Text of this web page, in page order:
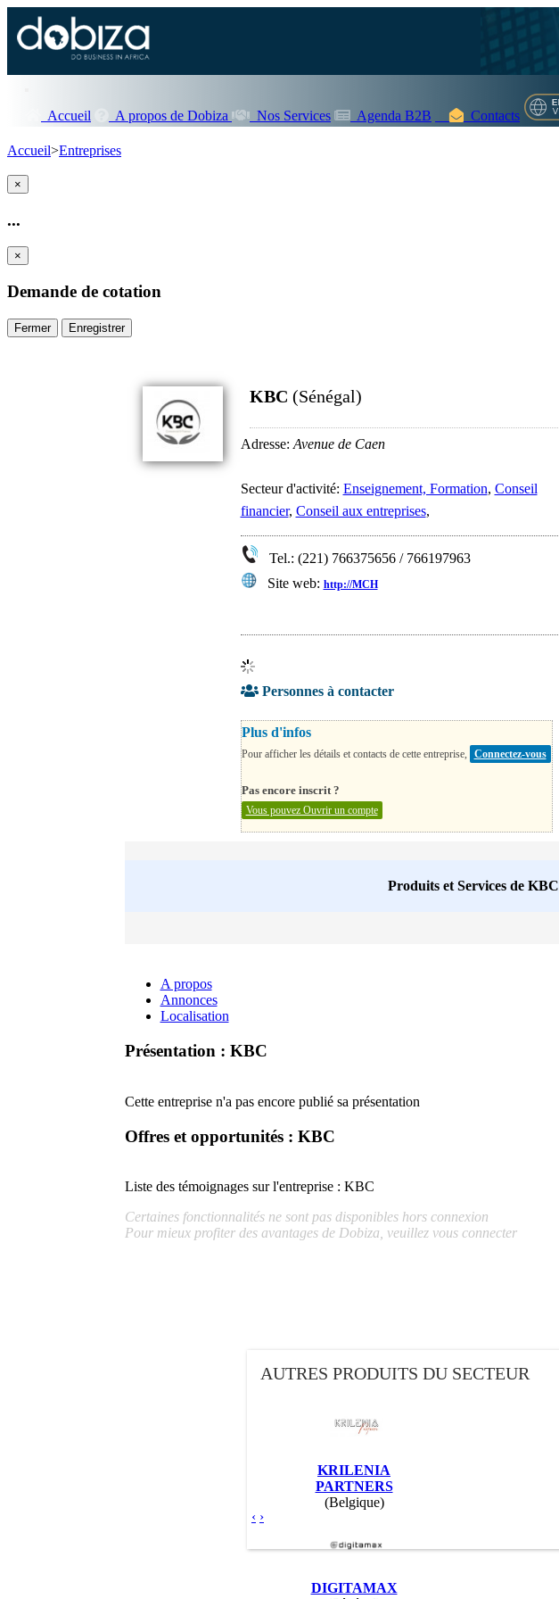
Accueil A propos de Dobiza Nos Services Agenda B2B Contacts
Accueil>Entreprises
×
...
×
Demande de cotation
Fermer Enregistrer
KBC (Sénégal)
Adresse: Avenue de Caen
Secteur d'activité: Enseignement, Formation, Conseil
financier, Conseil aux entreprises,
Tel.: (221) 766375656 / 766197963
Site web: http://MCH
Personnes à contacter
Plus d'infos
Pour afficher les détails et contacts de cette entreprise, Connectez-vous
Pas encore inscrit ?
Vous pouvez Ouvrir un compte
Produits et Services de KBC
A propos
Annonces
Localisation
Présentation : KBC
Cette entreprise n'a pas encore publié sa présentation
Offres et opportunités : KBC
Liste des témoignages sur l'entreprise : KBC
Certaines fonctionnalités ne sont pas disponibles hors connexion
Pour mieux profiter des avantages de Dobiza, veuillez vous connecter
AUTRES PRODUITS DU SECTEUR
KRILENIA
PARTNERS
(Belgique)
DIGITAMAX
‹ ›